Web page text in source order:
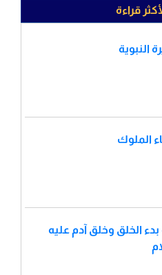
قراءة
النبوية
الملوك
الخلق وخلق آدم عليه